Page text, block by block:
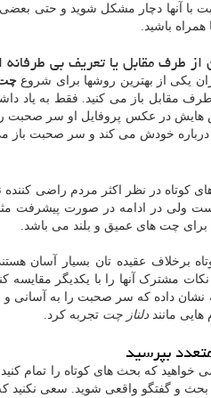
با آنها دچار مشکل شوید و حتی بعضی
باشید.
طرف مقابل یا تعریف بی طرفانه
یکی از بهترین روشها برای شروع
مقابل باز می کنید. فقط به یاد
در عکس پروفایل او سر صحبت را
خودش می کند و سر صحبت باز
کوتاه در نظر اکثر مردم راضی
ولی در ادامه در صورت پیشرفت
چت های عمیق و بلند می باشد.
برخلاف عقیده تان بسیار آسان
نکات مشترک آنها را با یکدیگر
نشان داده که سر صحبت را به آسانی و
مانند دلناز چت تجربه کرد.
بپرسید
که بحث های کوتاه را تمام
بحث و گفتگو واقعی شوید. سعی